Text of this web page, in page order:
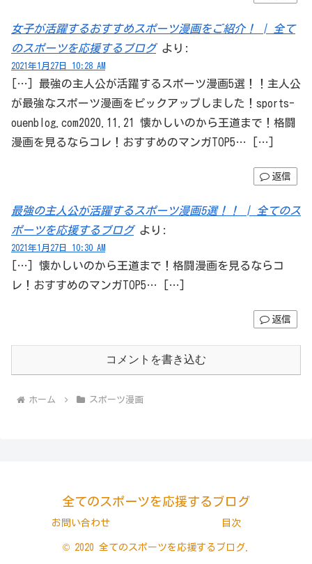
女子が活躍するおすすめスポーツ漫画をご紹介！ | 全て
のスポーツを応援するブログ より:
2021年1月27日 10:28 AM
[…] 最強の主人公が活躍するスポーツ漫画5選！！主人公
が最強なスポーツ漫画をピックアップしました！sports-
ouenblog.com2020.11.21 懐かしいのから王道まで！格闘
漫画を見るならコレ！おすすめのマンガTOP5… […]
返信
最強の主人公が活躍するスポーツ漫画5選！！ | 全てのス
ポーツを応援するブログ より:
2021年1月27日 10:30 AM
[…] 懐かしいのから王道まで！格闘漫画を見るならコ
レ！おすすめのマンガTOP5… […]
返信
コメントを書き込む
ホーム スポーツ漫画
全てのスポーツを応援するブログ
お問い合わせ 目次
© 2020 全てのスポーツを応援するブログ.